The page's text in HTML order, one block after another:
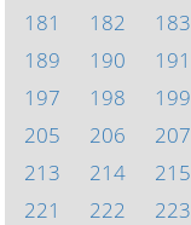
181
182 183
189
190 191
197
198 199
205
206 207
213
214 215
221
222 223